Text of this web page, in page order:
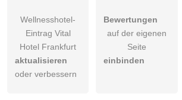
Wellnesshotel-
Eintrag Vital
Hotel Frankfurt
aktualisieren
oder verbessern
Bewertungen
auf der eigenen
Seite
einbinden